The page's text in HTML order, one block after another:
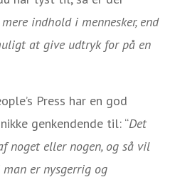
indhold i mennesker, end
at give udtryk for på en
Press har en god
genkendende til: “Det
noget eller nogen, og så vil
er nysgerrig og